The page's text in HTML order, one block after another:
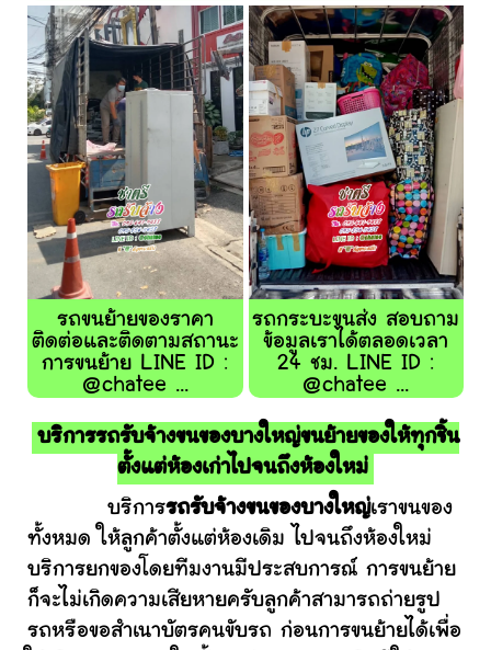
รถขนย้ายของราคา
ติดต่อและติดตามสถานะ
การขนย้าย LINE ID :
@chatee ...
รถกระบะขนส่ง สอบถาม
ข้อมูลเราได้ตลอดเวลา
24 ชม. LINE ID :
@chatee ...
บริการรถรับจ้างขนของบางใหญ่ขนย้ายของให้ทุกชิ้น
ตั้งแต่ห้องเก่าไปจนถึงห้องใหม่
บริการรถรับจ้างขนของบางใหญ่เราขนของ
ทั้งหมด ให้ลูกค้าตั้งแต่ห้องเดิม ไปจนถึงห้องใหม่
บริการยกของโดยทีมงานมีประสบการณ์ การขนย้าย
ก็จะไม่เกิดความเสียหายครับลูกค้าสามารถถ่ายรูป
รถหรือขอสำเนาบัตรคนขับรถ ก่อนการขนย้ายได้เพื่อ